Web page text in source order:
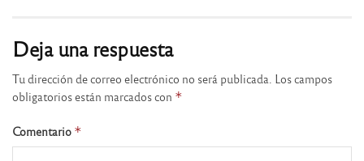
Deja una respuesta
Tu dirección de correo electrónico no será publicada. Los campos
obligatorios están marcados con *
Comentario *